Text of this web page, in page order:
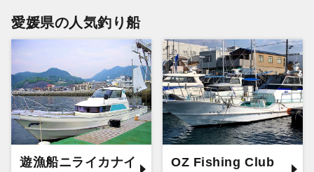
愛媛県の人気釣り船
遊漁船ニライカナイ OZ Fishing Club